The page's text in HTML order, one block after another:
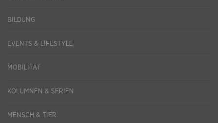
BILDUNG
EVENTS & LIFESTYLE
MOBILITÄT
KOLUMNEN & SERIEN
MENSCH & TIER